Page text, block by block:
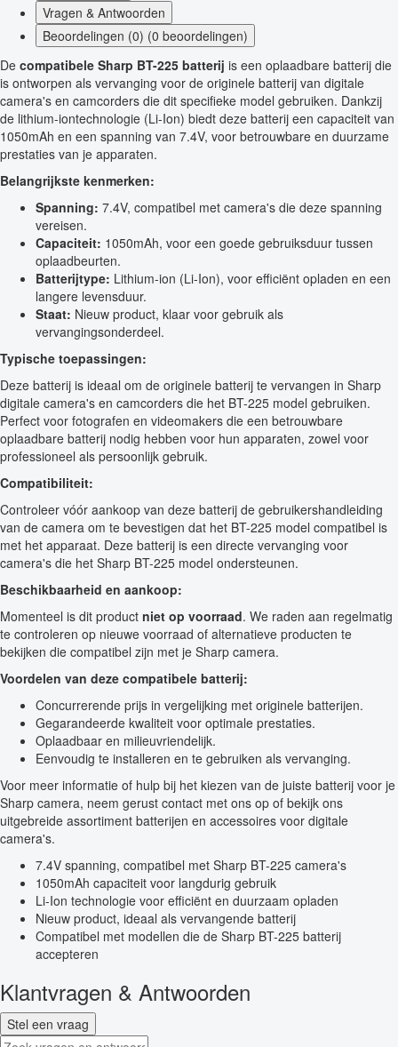
Vragen & Antwoorden
Beoordelingen (0) (0 beoordelingen)
De compatibele Sharp BT-225 batterij is een oplaadbare batterij die
is ontworpen als vervanging voor de originele batterij van digitale
camera's en camcorders die dit specifieke model gebruiken. Dankzij
de lithium-iontechnologie (Li-Ion) biedt deze batterij een capaciteit van
1050mAh en een spanning van 7.4V, voor betrouwbare en duurzame
prestaties van je apparaten.
Belangrijkste kenmerken:
Spanning: 7.4V, compatibel met camera's die deze spanning
vereisen.
Capaciteit: 1050mAh, voor een goede gebruiksduur tussen
oplaadbeurten.
Batterijtype: Lithium-ion (Li-Ion), voor efficiënt opladen en een
langere levensduur.
Staat: Nieuw product, klaar voor gebruik als
vervangingsonderdeel.
Typische toepassingen:
Deze batterij is ideaal om de originele batterij te vervangen in Sharp
digitale camera's en camcorders die het BT-225 model gebruiken.
Perfect voor fotografen en videomakers die een betrouwbare
oplaadbare batterij nodig hebben voor hun apparaten, zowel voor
professioneel als persoonlijk gebruik.
Compatibiliteit:
Controleer vóór aankoop van deze batterij de gebruikershandleiding
van de camera om te bevestigen dat het BT-225 model compatibel is
met het apparaat. Deze batterij is een directe vervanging voor
camera's die het Sharp BT-225 model ondersteunen.
Beschikbaarheid en aankoop:
Momenteel is dit product niet op voorraad. We raden aan regelmatig
te controleren op nieuwe voorraad of alternatieve producten te
bekijken die compatibel zijn met je Sharp camera.
Voordelen van deze compatibele batterij:
Concurrerende prijs in vergelijking met originele batterijen.
Gegarandeerde kwaliteit voor optimale prestaties.
Oplaadbaar en milieuvriendelijk.
Eenvoudig te installeren en te gebruiken als vervanging.
Voor meer informatie of hulp bij het kiezen van de juiste batterij voor je
Sharp camera, neem gerust contact met ons op of bekijk ons
uitgebreide assortiment batterijen en accessoires voor digitale
camera's.
7.4V spanning, compatibel met Sharp BT-225 camera's
1050mAh capaciteit voor langdurig gebruik
Li-Ion technologie voor efficiënt en duurzaam opladen
Nieuw product, ideaal als vervangende batterij
Compatibel met modellen die de Sharp BT-225 batterij
accepteren
Klantvragen & Antwoorden
Stel een vraag